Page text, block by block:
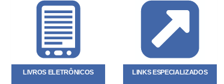
LIVROS ELETRÔNICOS LINKS ESPECIALIZADOS